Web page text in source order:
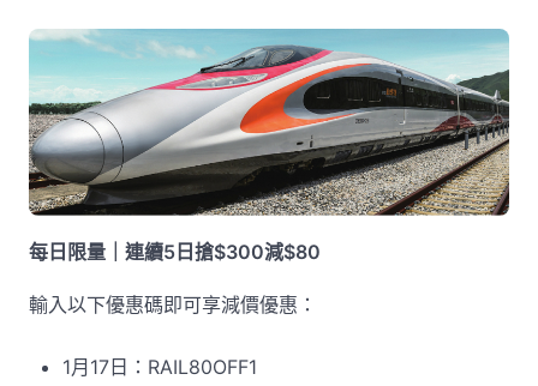
每日限量｜連續5日搶$300減$80
輸入以下優惠碼即可享減價優惠：
1月17日：RAIL80OFF1